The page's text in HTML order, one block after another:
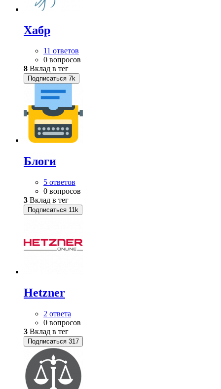
Хабр
11 ответов
0 вопросов
8 Вклад в тег
Подписаться 7k
Блоги
5 ответов
0 вопросов
3 Вклад в тег
Подписаться 11k
Hetzner
2 ответа
0 вопросов
3 Вклад в тег
Подписаться 317